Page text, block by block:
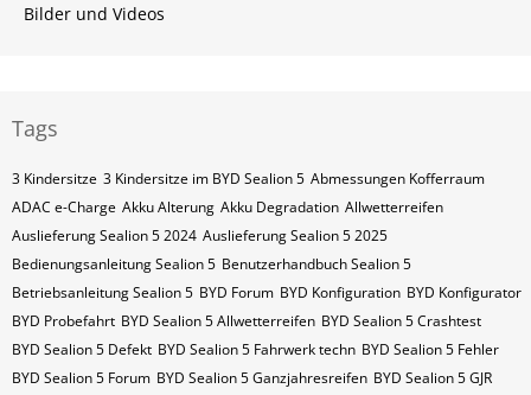
Bilder und Videos
Tags
3 Kindersitze 3 Kindersitze im BYD Sealion 5 Abmessungen Kofferraum
ADAC e-Charge Akku Alterung Akku Degradation Allwetterreifen
Auslieferung Sealion 5 2024 Auslieferung Sealion 5 2025
Bedienungsanleitung Sealion 5 Benutzerhandbuch Sealion 5
Betriebsanleitung Sealion 5 BYD Forum BYD Konfiguration BYD Konfigurator
BYD Probefahrt BYD Sealion 5 Allwetterreifen BYD Sealion 5 Crashtest
BYD Sealion 5 Defekt BYD Sealion 5 Fahrwerk techn BYD Sealion 5 Fehler
BYD Sealion 5 Forum BYD Sealion 5 Ganzjahresreifen BYD Sealion 5 GJR